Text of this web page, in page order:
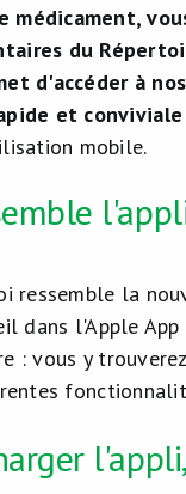
médicament,
du
d'accéder à
et conviviale
mobile.
ressemble la
dans l'Apple
: vous y